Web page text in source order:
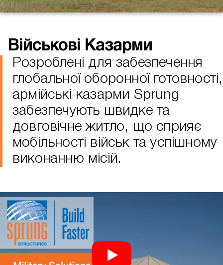
Військові Казарми
Розроблені для забезпечення
глобальної оборонної готовності,
армійські казарми Sprung
забезпечують швидке та
довговічне житло, що сприяє
мобільності військ та успішному
виконанню місій.